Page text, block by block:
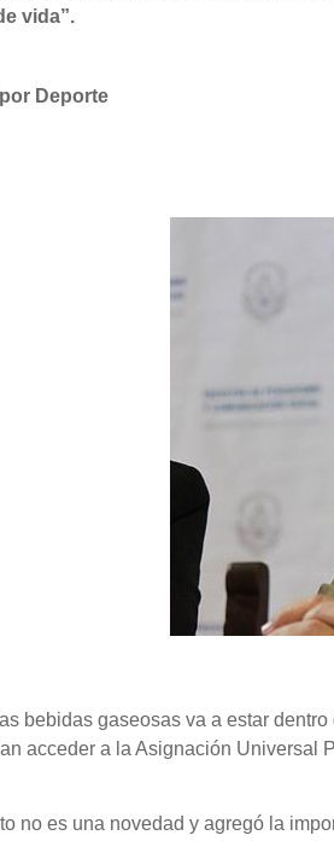
vida”.
Deporte
bebidas gaseosas va a estar
acceder a la Asignación Universal
no es una novedad y agregó la